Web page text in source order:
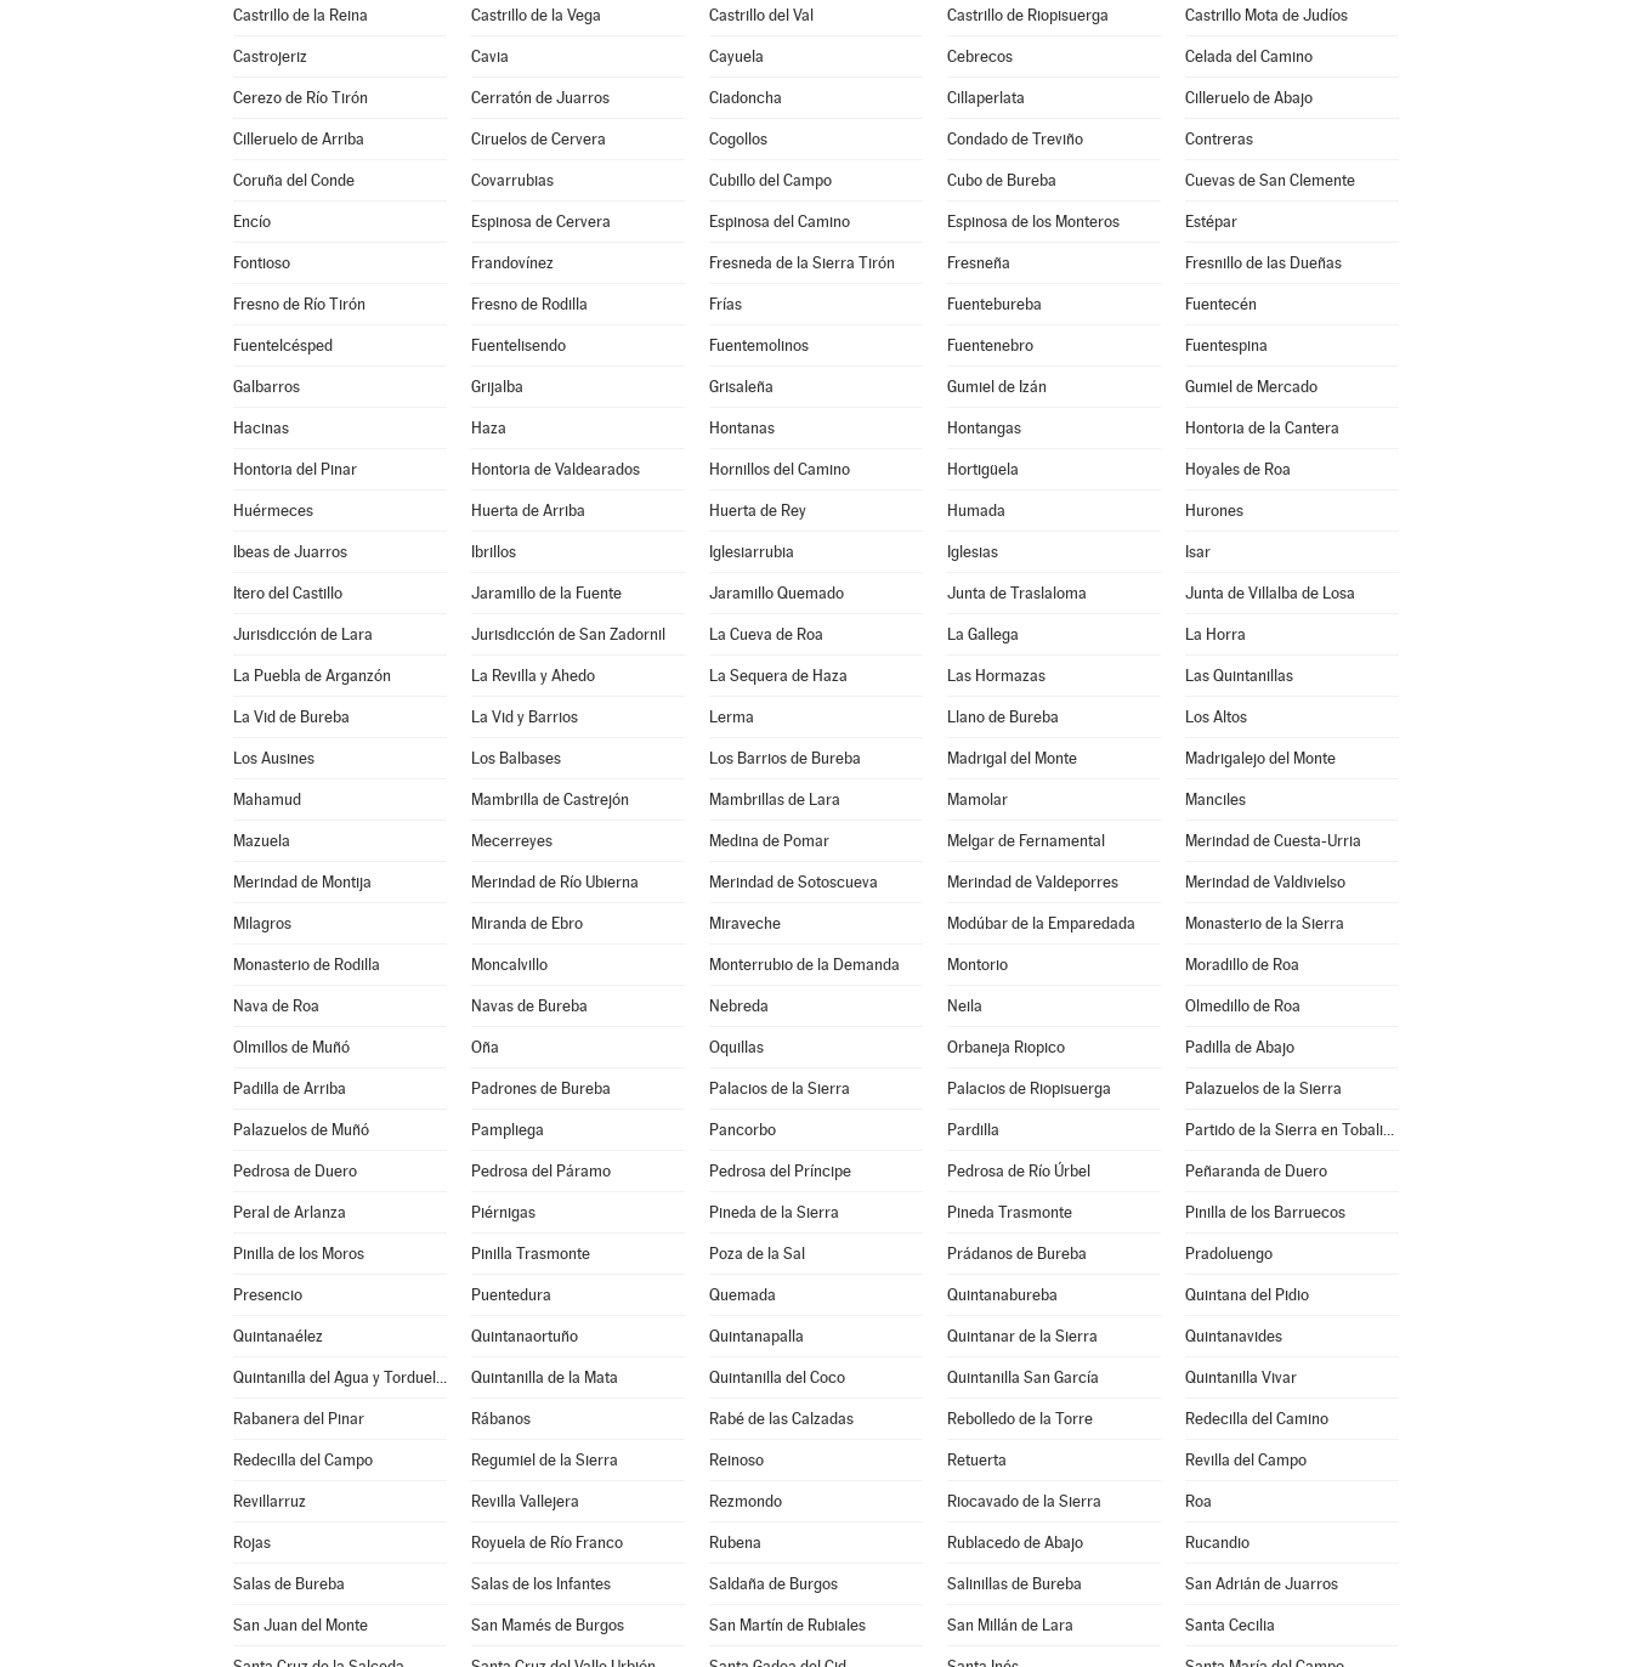
Castrillo de la Reina Castrillo de la Vega Castrillo del Val Castrillo de Riopisuerga Castrillo Mota de Judíos
Castrojeriz Cavia Cayuela Cebrecos Celada del Camino
Cerezo de Río Tirón Cerratón de Juarros Ciadoncha Cillaperlata Cilleruelo de Abajo
Cilleruelo de Arriba Ciruelos de Cervera Cogollos Condado de Treviño Contreras
Coruña del Conde Covarrubias Cubillo del Campo Cubo de Bureba Cuevas de San Clemente
Encío Espinosa de Cervera Espinosa del Camino Espinosa de los Monteros Estépar
Fontioso Frandovínez Fresneda de la Sierra Tirón Fresneña Fresnillo de las Dueñas
Fresno de Río Tirón Fresno de Rodilla Frías Fuentebureba Fuentecén
Fuentelcésped Fuentelisendo Fuentemolinos Fuentenebro Fuentespina
Galbarros Grijalba Grisaleña Gumiel de Izán Gumiel de Mercado
Hacinas Haza Hontanas Hontangas Hontoria de la Cantera
Hontoria del Pinar Hontoria de Valdearados Hornillos del Camino Hortigüela Hoyales de Roa
Huérmeces Huerta de Arriba Huerta de Rey Humada Hurones
Ibeas de Juarros Ibrillos Iglesiarrubia Iglesias Isar
Itero del Castillo Jaramillo de la Fuente Jaramillo Quemado Junta de Traslaloma Junta de Villalba de Losa
Jurisdicción de Lara Jurisdicción de San Zadornil La Cueva de Roa La Gallega La Horra
La Puebla de Arganzón La Revilla y Ahedo La Sequera de Haza Las Hormazas Las Quintanillas
La Vid de Bureba La Vid y Barrios Lerma Llano de Bureba Los Altos
Los Ausines Los Balbases Los Barrios de Bureba Madrigal del Monte Madrigalejo del Monte
Mahamud Mambrilla de Castrejón Mambrillas de Lara Mamolar Manciles
Mazuela Mecerreyes Medina de Pomar Melgar de Fernamental Merindad de Cuesta-Urria
Merindad de Montija Merindad de Río Ubierna Merindad de Sotoscueva Merindad de Valdeporres Merindad de Valdivielso
Milagros Miranda de Ebro Miraveche Modúbar de la Emparedada Monasterio de la Sierra
Monasterio de Rodilla Moncalvillo Monterrubio de la Demanda Montorio Moradillo de Roa
Nava de Roa Navas de Bureba Nebreda Neila Olmedillo de Roa
Olmillos de Muñó Oña Oquillas Orbaneja Riopico Padilla de Abajo
Padilla de Arriba Padrones de Bureba Palacios de la Sierra Palacios de Riopisuerga Palazuelos de la Sierra
Palazuelos de Muñó Pampliega Pancorbo Pardilla Partido de la Sierra en Tobalina
Pedrosa de Duero Pedrosa del Páramo Pedrosa del Príncipe Pedrosa de Río Úrbel Peñaranda de Duero
Peral de Arlanza Piérnigas Pineda de la Sierra Pineda Trasmonte Pinilla de los Barruecos
Pinilla de los Moros Pinilla Trasmonte Poza de la Sal Prádanos de Bureba Pradoluengo
Presencio Puentedura Quemada Quintanabureba Quintana del Pidio
Quintanaélez Quintanaortuño Quintanapalla Quintanar de la Sierra Quintanavides
Quintanilla del Agua y Tordueles Quintanilla de la Mata Quintanilla del Coco Quintanilla San García Quintanilla Vivar
Rabanera del Pinar Rábanos Rabé de las Calzadas Rebolledo de la Torre Redecilla del Camino
Redecilla del Campo Regumiel de la Sierra Reinoso Retuerta Revilla del Campo
Revillarruz Revilla Vallejera Rezmondo Riocavado de la Sierra Roa
Rojas Royuela de Río Franco Rubena Rublacedo de Abajo Rucandio
Salas de Bureba Salas de los Infantes Saldaña de Burgos Salinillas de Bureba San Adrián de Juarros
San Juan del Monte San Mamés de Burgos San Martín de Rubiales San Millán de Lara Santa Cecilia